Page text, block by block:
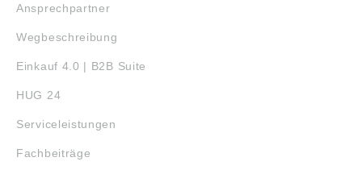
Ansprechpartner
Wegbeschreibung
Einkauf 4.0 | B2B Suite
HUG 24
Serviceleistungen
Fachbeiträge